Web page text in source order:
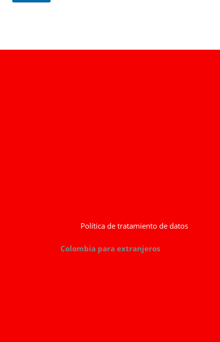
Política de tratamiento de datos
Colombia para extranjeros